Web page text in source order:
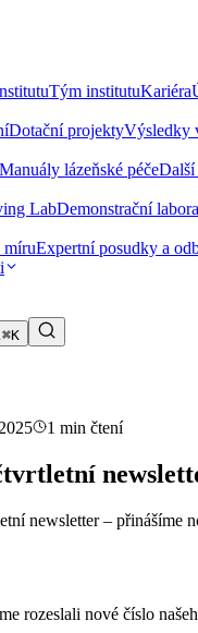
Tým institutuKariéra
Dotační projektyVýsledky
Manuály lázeňské péčeDalší
LabDemonstrační
míruExpertní posudky a
⌘K
1 min čtení
rozeslali nové číslo